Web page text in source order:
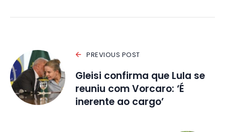
PREVIOUS POST
Gleisi confirma que Lula se
reuniu com Vorcaro: ‘É
inerente ao cargo’